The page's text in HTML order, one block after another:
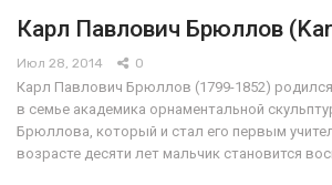
Карл Павлович Брюллов
Июл 28, 2014 0
Карл Павлович Брюллов (1799-1852) родился
в семье академика орнаментальной
Брюллова, который и стал его первым
возрасте десяти лет мальчик становится